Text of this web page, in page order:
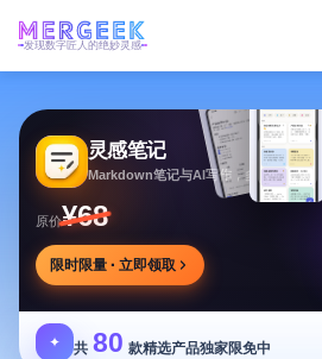
发现数字匠人的绝妙灵感
灵感笔记
Markdown笔记与AI写作，多方式整理同步笔记
原价¥68
限时限量 · 立即领取
✦ 共 80 款精选产品独家限免中